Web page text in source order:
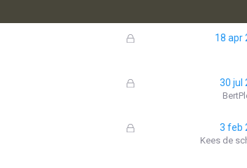
G
o
n
18 apr
G
o
30 jul
G
3 feb
Kees de